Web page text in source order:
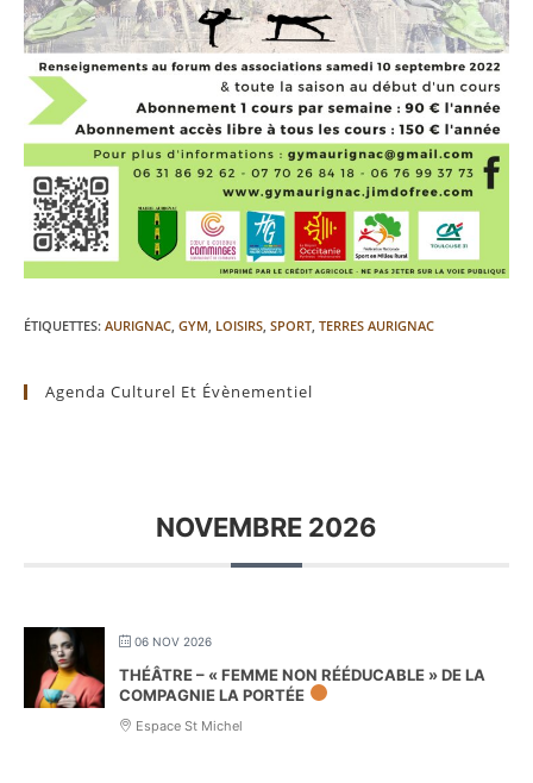
ÉTIQUETTES: AURIGNAC, GYM, LOISIRS, SPORT, TERRES AURIGNAC
Agenda Culturel Et Évènementiel
NOVEMBRE 2026
06 NOV 2026
THÉÂTRE – « FEMME NON RÉÉDUCABLE » DE LA
COMPAGNIE LA PORTÉE
Espace St Michel